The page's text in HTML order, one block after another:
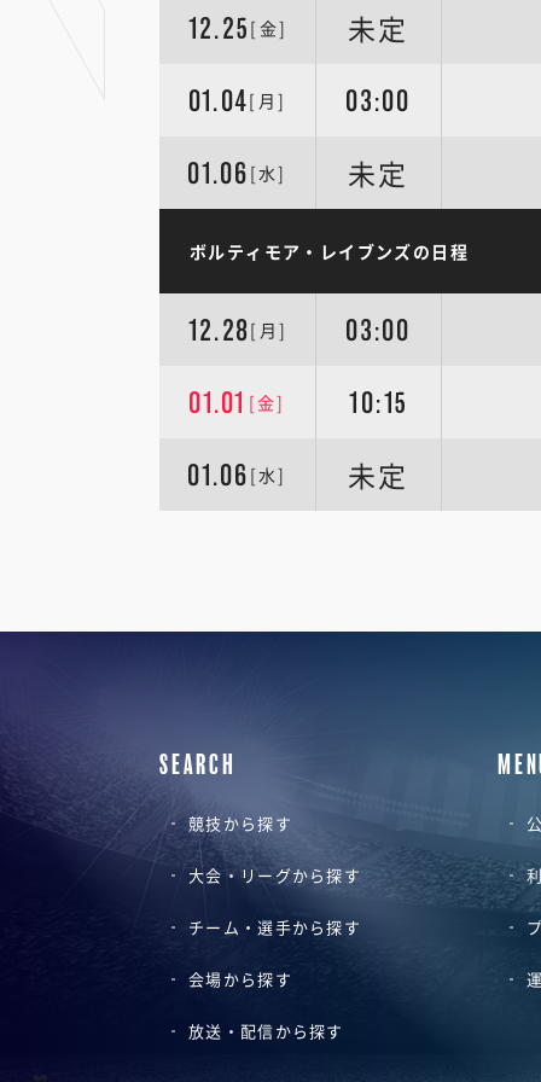
12.25 [金] 未定
01.04[月] 03:00
01.06 [水] 未定
ボルティモア・レイブンズの日程
12.28[月] 03:00
01.01 [金] 10:15
01.06 [水] 未定
SEARCH
競技から探す
大会・リーグから探す
チーム・選手から探す
会場から探す
放送・配信から探す